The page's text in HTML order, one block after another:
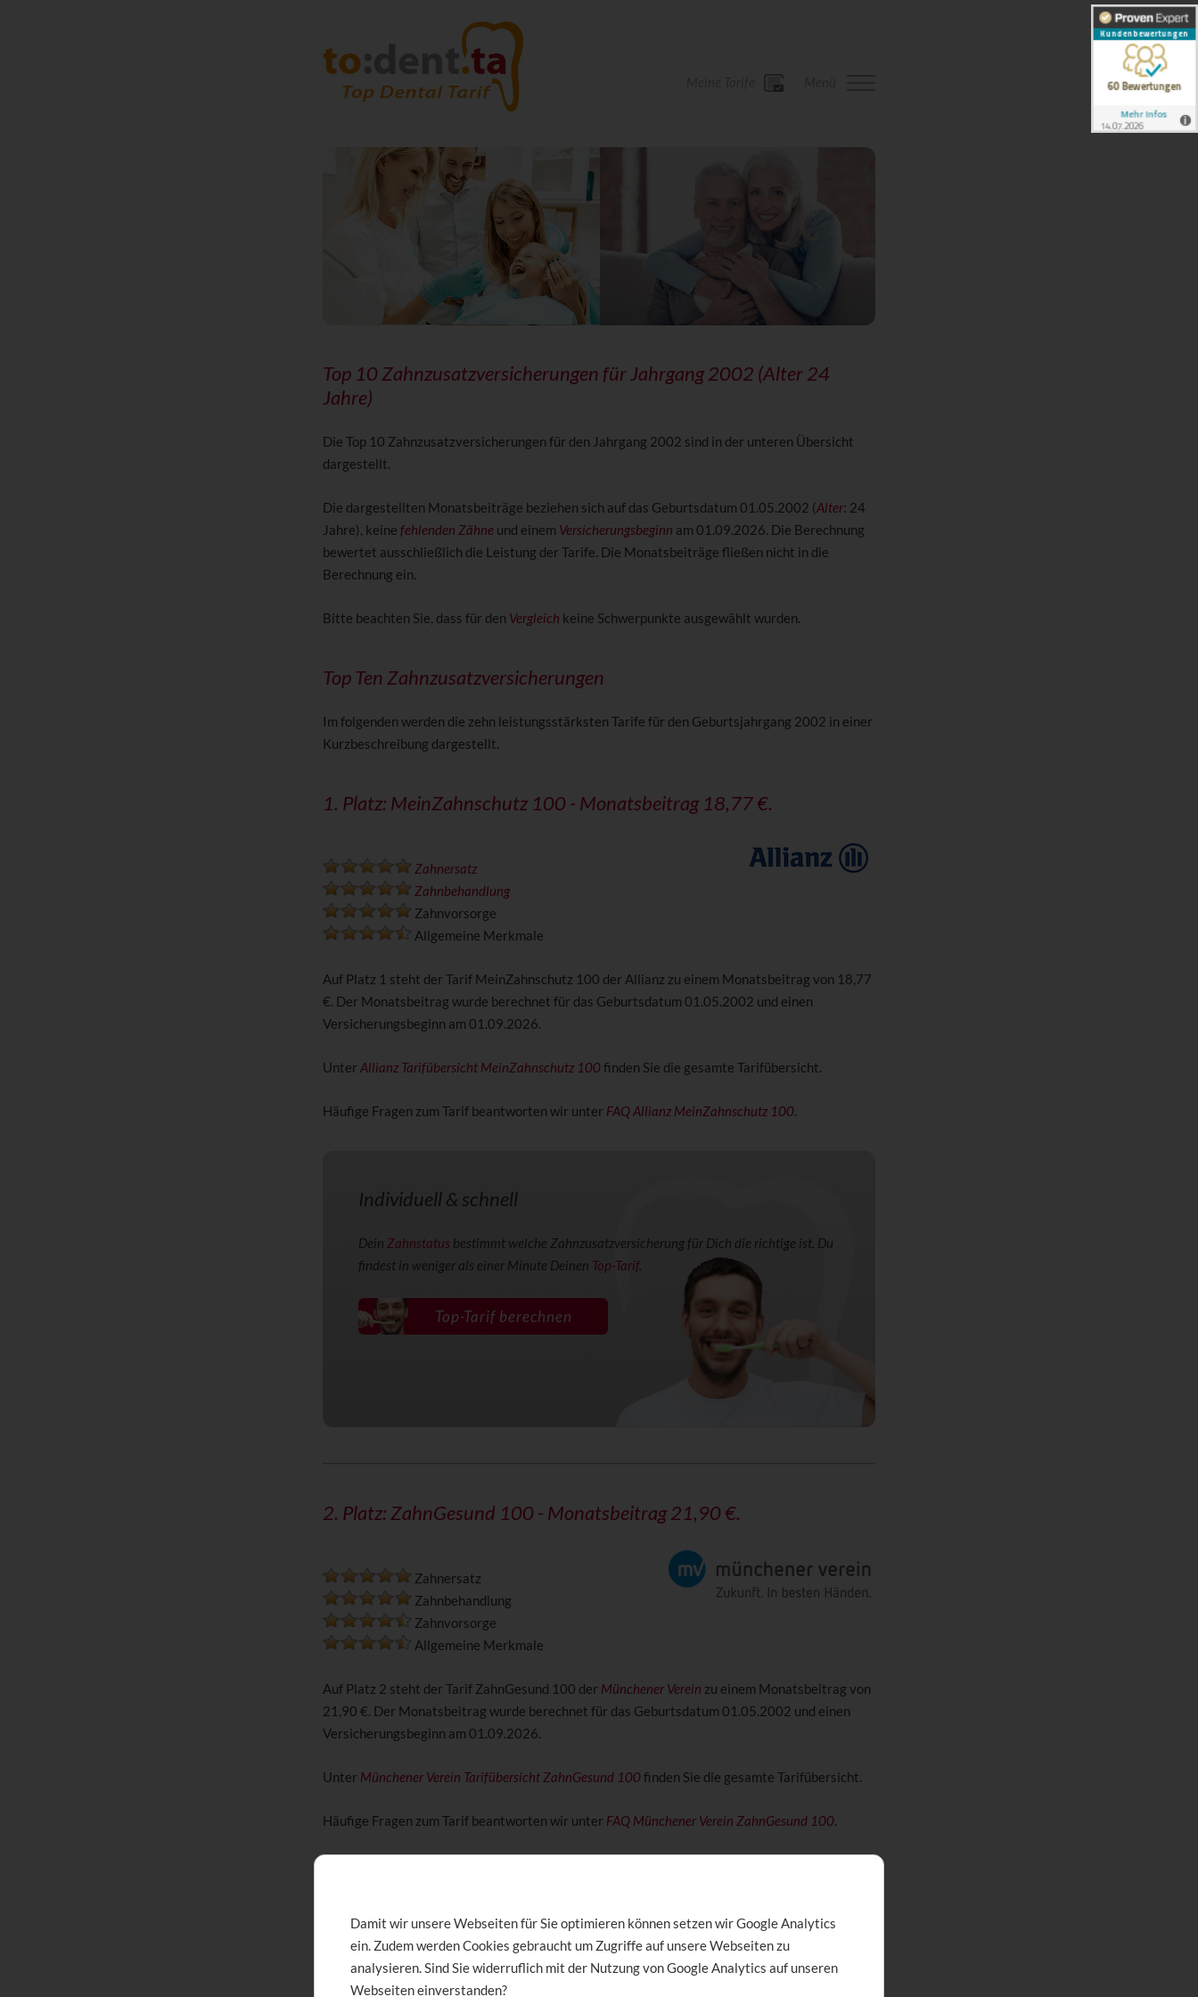
Top 10 Zahnzusatzversicherungen für Jahrgang 2002 (Alter 24
Jahre)
Die Top 10 Zahnzusatzversicherungen für den Jahrgang 2002 sind in der unteren Übersicht
dargestellt.
Die dargestellten Monatsbeiträge beziehen sich auf das Geburtsdatum 01.05.2002 (Alter: 24
Jahre), keine fehlenden Zähne und einem Versicherungsbeginn am 01.09.2026. Die Berechnung
bewertet ausschließlich die Leistung der Tarife. Die Monatsbeiträge fließen nicht in die
Berechnung ein.
Bitte beachten Sie, dass für den Vergleich keine Schwerpunkte ausgewählt wurden.
Top Ten Zahnzusatzversicherungen
Im folgenden werden die zehn leistungsstärksten Tarife für den Geburtsjahrgang 2002 in einer
Kurzbeschreibung dargestellt.
1. Platz: MeinZahnschutz 100 - Monatsbeitrag 18,77 €.
Zahnersatz
Zahnbehandlung
Zahnvorsorge
Allgemeine Merkmale
Auf Platz 1 steht der Tarif MeinZahnschutz 100 der Allianz zu einem Monatsbeitrag von 18,77
€. Der Monatsbeitrag wurde berechnet für das Geburtsdatum 01.05.2002 und einen
Versicherungsbeginn am 01.09.2026.
UnterAllianz Tarifübersicht MeinZahnschutz 100 finden Sie die gesamte Tarifübersicht.
Häufige Fragen zum Tarif beantworten wir unter FAQ Allianz MeinZahnschutz 100.
Individuell & schnell
Dein Zahnstatus bestimmt welche Zahnzusatzversicherung für Dich die richtige ist. Du
findest in weniger als einer Minute Deinen Top-Tarif.
Top-Tarif berechnen
2. Platz: ZahnGesund 100 - Monatsbeitrag 21,90 €.
Zahnersatz
Zahnbehandlung
Zahnvorsorge
Allgemeine Merkmale
Auf Platz 2 steht der Tarif ZahnGesund 100 der Münchener Verein zu einem Monatsbeitrag von
21,90 €. Der Monatsbeitrag wurde berechnet für das Geburtsdatum 01.05.2002 und einen
Versicherungsbeginn am 01.09.2026.
Unter Münchener Verein Tarifübersicht ZahnGesund 100 finden Sie die gesamte Tarifübersicht.
Häufige Fragen zum Tarif beantworten wir unter FAQ Münchener Verein ZahnGesund 100.
3. Platz:Zahn Sorglos- Monatsbeitrag 23,26 €.
Zahnersatz
Damit wir unsere Webseiten für Sie optimieren können setzen wir Google Analytics
ein. Zudem werden Cookies gebraucht um Zugriffe auf unsere Webseiten zu
analysieren. Sind Sie widerruflich mit der Nutzung von Google Analytics auf unseren
Webseiten einverstanden?